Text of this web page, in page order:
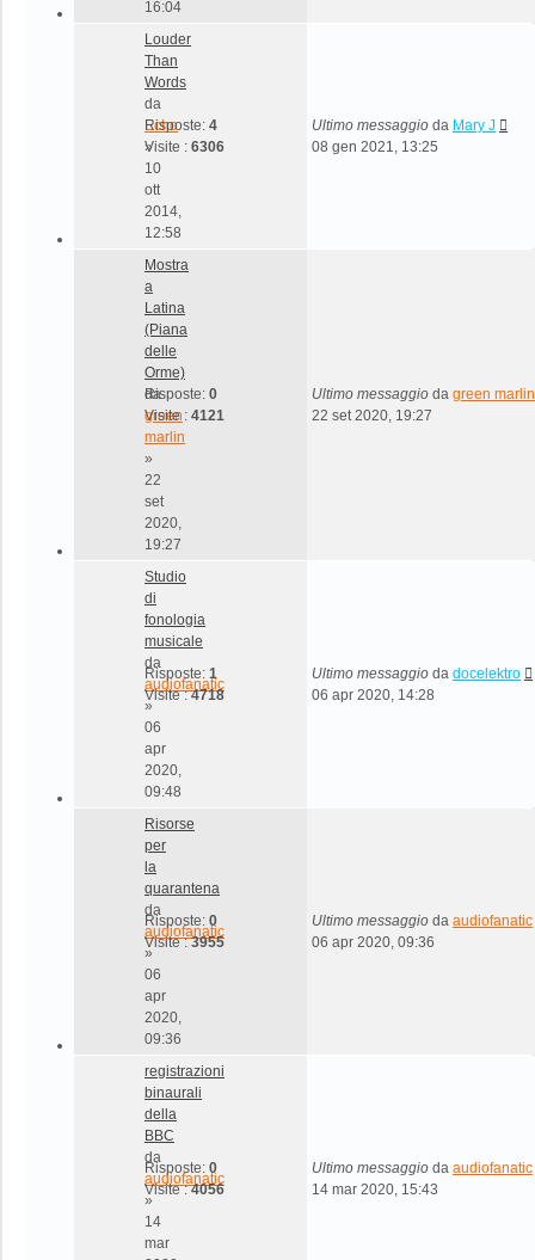
16:04
Louder
Than
Words
da
Echo
»
10
ott
2014,
12:58
Risposte: 4
Visite : 6306
Ultimo messaggio da Mary J
08 gen 2021, 13:25
Mostra
a
Latina
(Piana
delle
Orme)
da
green
marlin
»
22
set
2020,
19:27
Risposte: 0
Visite : 4121
Ultimo messaggio da green marlin
22 set 2020, 19:27
Studio
di
fonologia
musicale
da
audiofanatic
»
06
apr
2020,
09:48
Risposte: 1
Visite :4718
Ultimo messaggio da docelektro
06 apr 2020, 14:28
Risorse
per
la
quarantena
da
audiofanatic
»
06
apr
2020,
09:36
Risposte: 0
Visite :3955
Ultimo messaggio da audiofanatic
06 apr 2020, 09:36
registrazioni
binaurali
della
BBC
da
audiofanatic
»
14
mar
Risposte: 0
Visite :4056
Ultimo messaggio da audiofanatic
14 mar 2020, 15:43